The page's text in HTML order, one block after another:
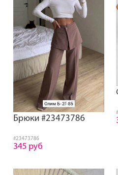
Брюки #23473786
#23473786
345 руб